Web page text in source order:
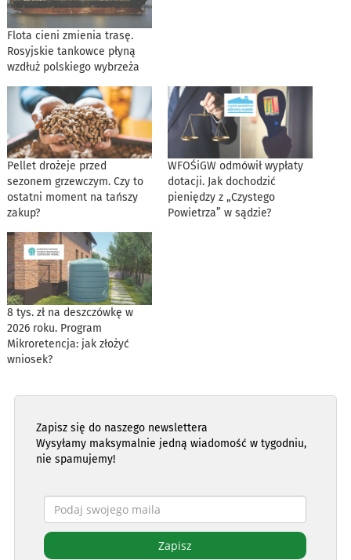
Flota cieni zmienia trasę.
Rosyjskie tankowce płyną
wzdłuż polskiego wybrzeża
Pellet drożeje przed
sezonem grzewczym. Czy to
ostatni moment na tańszy
zakup?
WFOŚiGW odmówił wypłaty
dotacji. Jak dochodzić
pieniędzy z „Czystego
Powietrza” w sądzie?
8 tys. zł na deszczówkę w
2026 roku. Program
Mikroretencja: jak złożyć
wniosek?
Zapisz się do naszego newslettera
Wysyłamy maksymalnie jedną wiadomość w tygodniu,
nie spamujemy!